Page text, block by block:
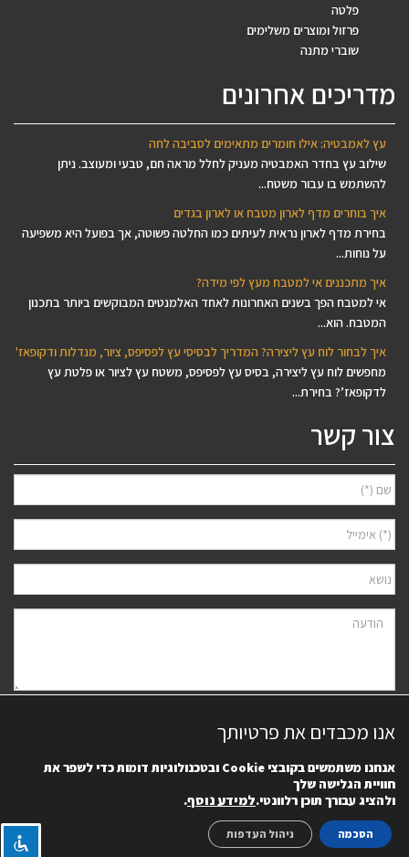
פלטה
פרזול ומוצרים משלימים
שוברי מתנה
מדריכים אחרונים
עץ לאמבטיה: אילו חומרים מתאימים לסביבה לחה
שילוב עץ בחדר האמבטיה מעניק לחלל מראה חם, טבעי ומעוצב. ניתן
להשתמש בו עבור משטח...
איך בוחרים מדף לארון מטבח או לארון בגדים
בחירת מדף לארון נראית לעיתים כמו החלטה פשוטה, אך בפועל היא משפיעה
על נוחות...
איך מתכננים אי למטבח מעץ לפי מידה?
אי למטבח הפך בשנים האחרונות לאחד האלמנטים המבוקשים ביותר בתכנון
המטבח. הוא...
איך לבחור לוח עץ ליצירה? המדריך לבסיסי עץ לפסיפס, ציור, מנדלות ודקופאז'
מחפשים לוח עץ ליצירה, בסיס עץ לפסיפס, משטח עץ לציור או פלטת עץ
לדקופאז’? בחירת...
צור קשר
הפרטיותשל האתר. ידוע לי שאוכל לבטל את הרישום בכל עת.
אנו מכבדים את פרטיותך
אנחנו משתמשים בקובציCookie ובטכנולוגיות דומות כדי לשפר את
חוויית הגלישה שלך
ולהציג עבורך תוכן רלוונטי.למידע נוסף.
הסכמה ניהול העדפות